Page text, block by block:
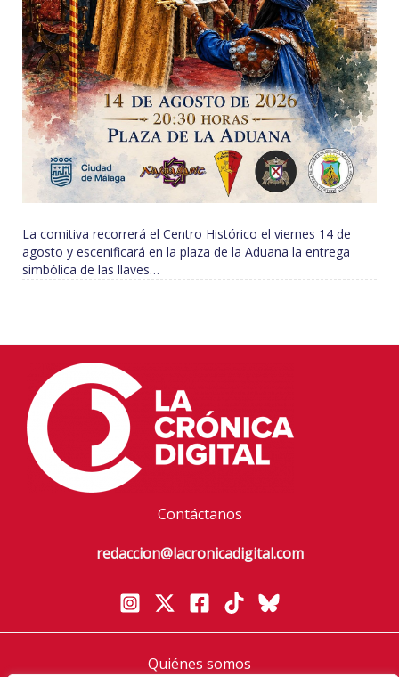
La comitiva recorrerá el Centro Histórico el viernes 14 de
agosto y escenificará en la plaza de la Aduana la entrega
simbólica de las llaves…
Contáctanos
redaccion@lacronicadigital.com
Quiénes somos